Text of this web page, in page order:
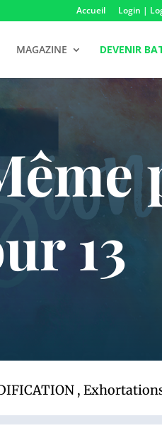
Accueil Login |
MAGAZINE DEVENIR
13
,